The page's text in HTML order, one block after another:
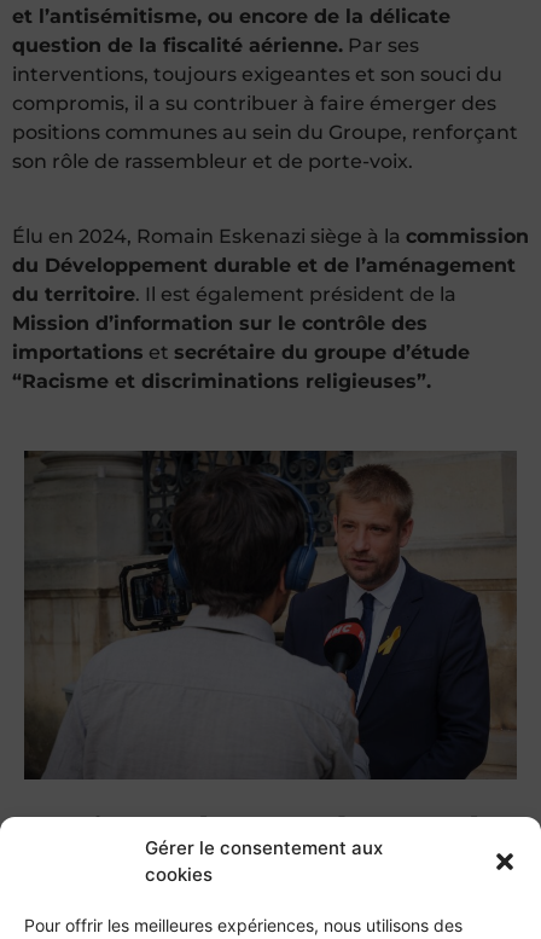
Gérer le consentement aux
cookies
Pour offrir les meilleures expériences, nous utilisons des
et l’antisémitisme, ou encore de la délicate
question de la fiscalité aérienne. Par ses
interventions, toujours exigeantes et son souci du
compromis, il a su contribuer à faire émerger des
positions communes au sein du Groupe, renforçant
son rôle de rassembleur et de porte-voix.
Élu en 2024, Romain Eskenazi siège à la commission
du Développement durable et de l’aménagement
du territoire. Il est également président de la
Mission d’information sur le contrôle des
importations et secrétaire du groupe d’étude
“Racisme et discriminations religieuses”.
« C’est un honneur de porter la
voix de la justice écologique et
du progrès social à l’Assemblée,